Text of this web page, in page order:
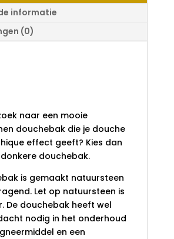
informatie
(0)
naar een mooie
douchebak die je douche
effect geeft? Kies dan
douchebak.
is gemaakt natuursteen
Let op natuursteen is
De douchebak heeft wel
nodig in het onderhoud
en een